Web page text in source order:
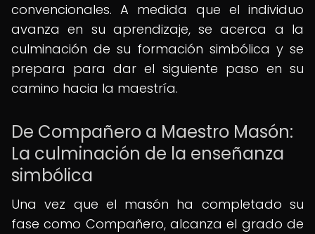
convencionales. A medida que el individuo
avanza en su aprendizaje, se acerca a la
culminación de su formación simbólica y se
prepara para dar el siguiente paso en su
camino hacia la maestría.
De Compañero a Maestro Masón:
La culminación de la enseñanza
simbólica
Una vez que el masón ha completado su
fase como Compañero, alcanza el grado de